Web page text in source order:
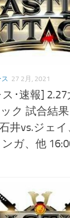
27 2月, 2021
･速報]
ク 試合結
井vs.ジェイ
ガ、他